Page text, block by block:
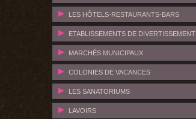
LES HÔTELS-RESTAURANTS-BARS
ETABLISSEMENTS DE DIVERTISSEMENT
MARCHÉS MUNICIPAUX
COLONIES DE VACANCES
LES SANATORIUMS
LAVOIRS